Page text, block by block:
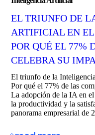
EL TRIUNFO DE
ARTIFICIAL EN
POR QUÉ EL 77%
CELEBRA SU
El triunfo de la
Por qué el 77% de las
La adopción de la IA en
la productividad y la
panorama empresarial de